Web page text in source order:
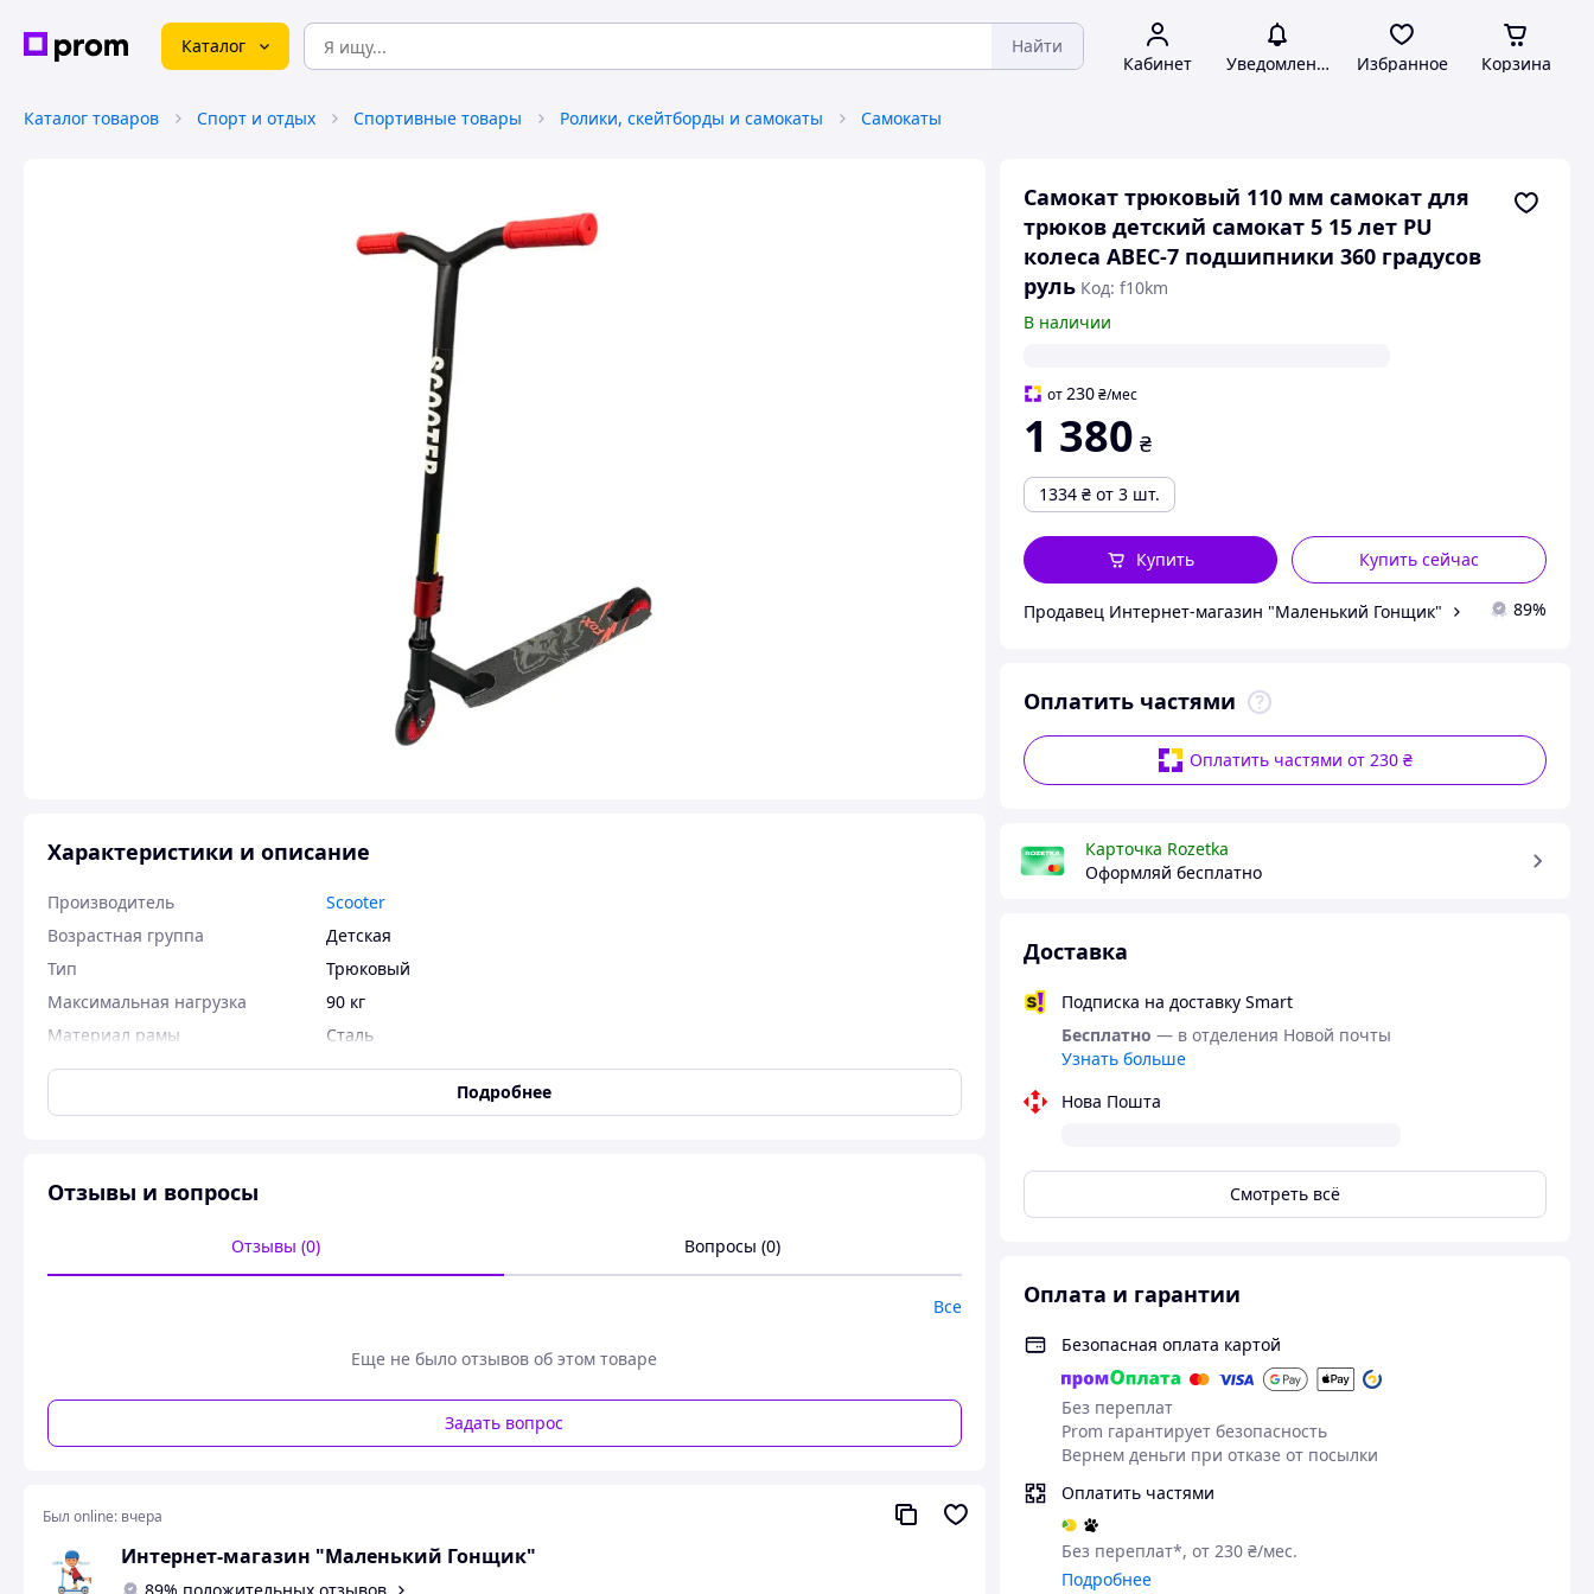
Каталог Найти
Кабинет Уведомления Избранное Корзина
Каталог товаров Спорт и отдых Спортивные товары Ролики, скейтборды и самокаты Самокаты
Самокат трюковый 110 мм самокат для
трюков детский самокат 5 15 лет PU
колеса ABEC-7 подшипники 360 градусов
руль Код: f10km
В наличии
от230 ₴/мес
1 380 ₴
1334 ₴ от 3 шт.
Купить сейчас
Купить
Продавец Интернет-магазин "Маленький Гонщик" 89%
Оплатить частями
Оплатить частями от 230 ₴
Карточка Rozetka
Оформляй бесплатно
Доставка
Подписка на доставку Smart
Бесплатно — в отделения Новой почты
Узнать больше
Нова Пошта
Смотреть всё
Оплата и гарантии
Безопасная оплата картой
Без переплат
Prom гарантирует безопасность
Вернем деньги при отказе от посылки
Оплатить частями
Без переплат*, от 230 ₴/мес.
Подробнее
Характеристики и описание
Производитель
Scooter
Возрастная группа
Детская
Тип
Трюковый
Максимальная нагрузка
90 кг
Материал рамы
Сталь
Количество колес
2
🔥 Отличный старт для будущих райдеров!
трюки, прыжки и уверенное катание в скейтпарке или на улице. Прочная конструкция, легкое управление и
Усиленная передняя вилка для ударных нагрузок
Качественные колеса
Полиуретановые колеса 110 мм
Подробнее
Отзывы и вопросы
Отзывы (0) Вопросы (0)
Все
Еще не было отзывов об этом товаре
Задать вопрос
Был online: вчера
Интернет-магазин "Маленький Гонщик"